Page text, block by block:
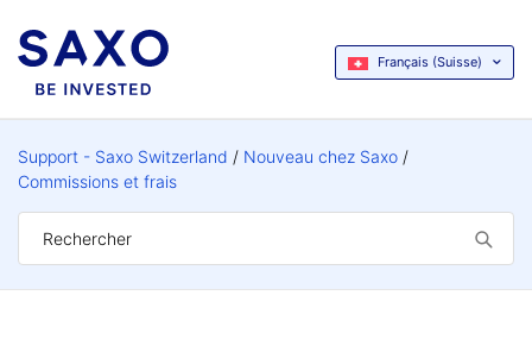
Français (Suisse)
Support - Saxo Switzerland
Nouveau chez Saxo
Commissions et frais